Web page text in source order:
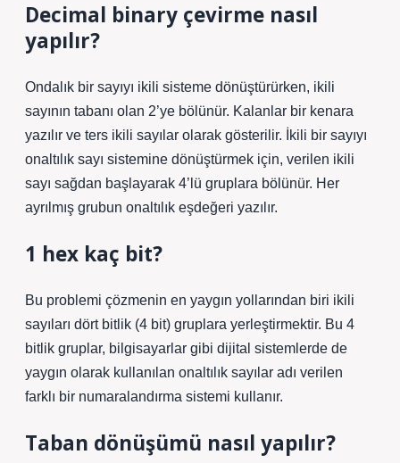
Decimal binary çevirme nasıl
yapılır?
Ondalık bir sayıyı ikili sisteme dönüştürürken, ikili
sayının tabanı olan 2’ye bölünür. Kalanlar bir kenara
yazılır ve ters ikili sayılar olarak gösterilir. İkili bir sayıyı
onaltılık sayı sistemine dönüştürmek için, verilen ikili
sayı sağdan başlayarak 4’lü gruplara bölünür. Her
ayrılmış grubun onaltılık eşdeğeri yazılır.
1 hex kaç bit?
Bu problemi çözmenin en yaygın yollarından biri ikili
sayıları dört bitlik (4 bit) gruplara yerleştirmektir. Bu 4
bitlik gruplar, bilgisayarlar gibi dijital sistemlerde de
yaygın olarak kullanılan onaltılık sayılar adı verilen
farklı bir numaralandırma sistemi kullanır.
Taban dönüşümü nasıl yapılır?